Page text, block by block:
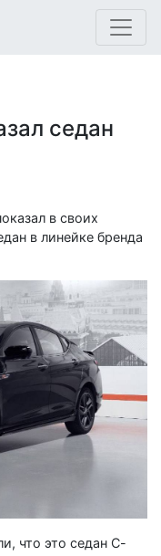
седан
в своих
в линейке бренда
что это седан С-